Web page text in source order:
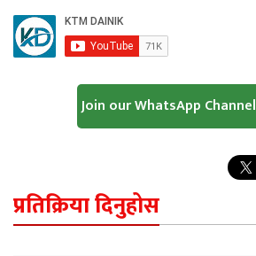
Join our WhatsApp Channel
प्रतिक्रिया दिनुहोस